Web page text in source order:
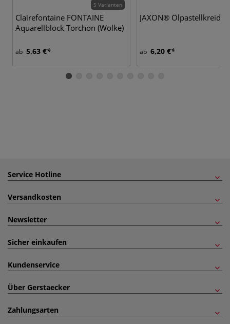
5 Varianten
Clairefontaine FONTAINE
Aquarellblock Torchon (Wolke)
ab 5,63 €
JAXON®
ab 6,20 €
Service Hotline
Versandkosten
Newsletter
Sicher einkaufen
Kundenservice
Über Gerstaecker
Zahlungsarten